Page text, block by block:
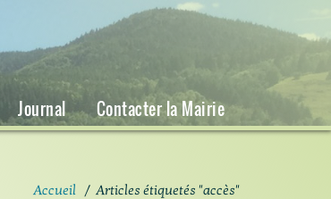
Journal Contacter la Mairie
Accueil / Articles étiquetés "accès"